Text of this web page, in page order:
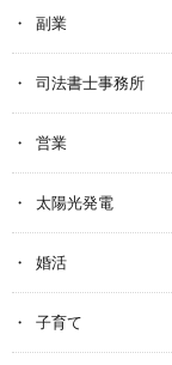
副業
司法書士事務所
営業
太陽光発電
婚活
子育て